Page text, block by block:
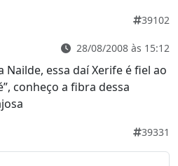
39102
28/08/2008 às 15:12
essa daí Xerife é fiel ao
conheço a fibra dessa
39331